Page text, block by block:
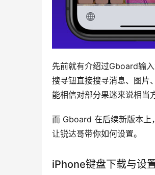
先前就有介绍过Gboard输
搜寻钮直接搜寻消息、图片
能相信对部分果迷来说相当
而 Gboard 在后续新版本上
让锐达哥带你如何设置。
iPhone键盘下载与设